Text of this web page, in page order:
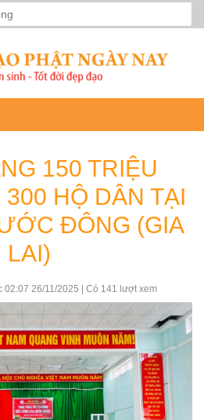
thiện, hoạt động công ích…
150 TRIỆU
HỘ DÂN TẠI
ĐÔNG (GIA
LAI)
02:07 26/11/2025 | Có 141 lượt xem